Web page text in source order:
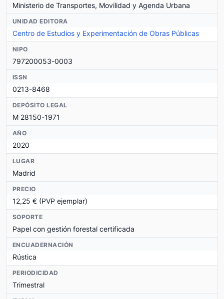
Ministerio de Transportes, Movilidad y Agenda Urbana
UNIDAD EDITORA
Centro de Estudios y Experimentación de Obras Públicas
NIPO
797200053-0003
ISSN
0213-8468
DEPÓSITO LEGAL
M 28150-1971
AÑO
2020
LUGAR
Madrid
PRECIO
12,25 € (PVP ejemplar)
SOPORTE
Papel con gestión forestal certificada
ENCUADERNACIÓN
Rústica
PERIODICIDAD
Trimestral